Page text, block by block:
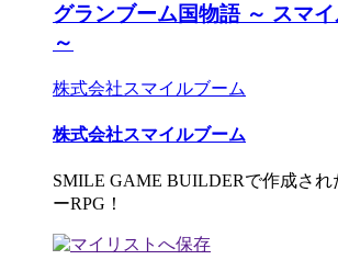
グランブーム国物語 ～ スマ
～
株式会社スマイルブーム
株式会社スマイルブーム
SMILE GAME BUILDERで作成され
ーRPG！